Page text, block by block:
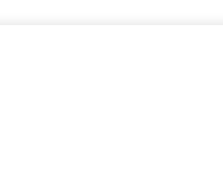
lisäksi myös Norjassa ja